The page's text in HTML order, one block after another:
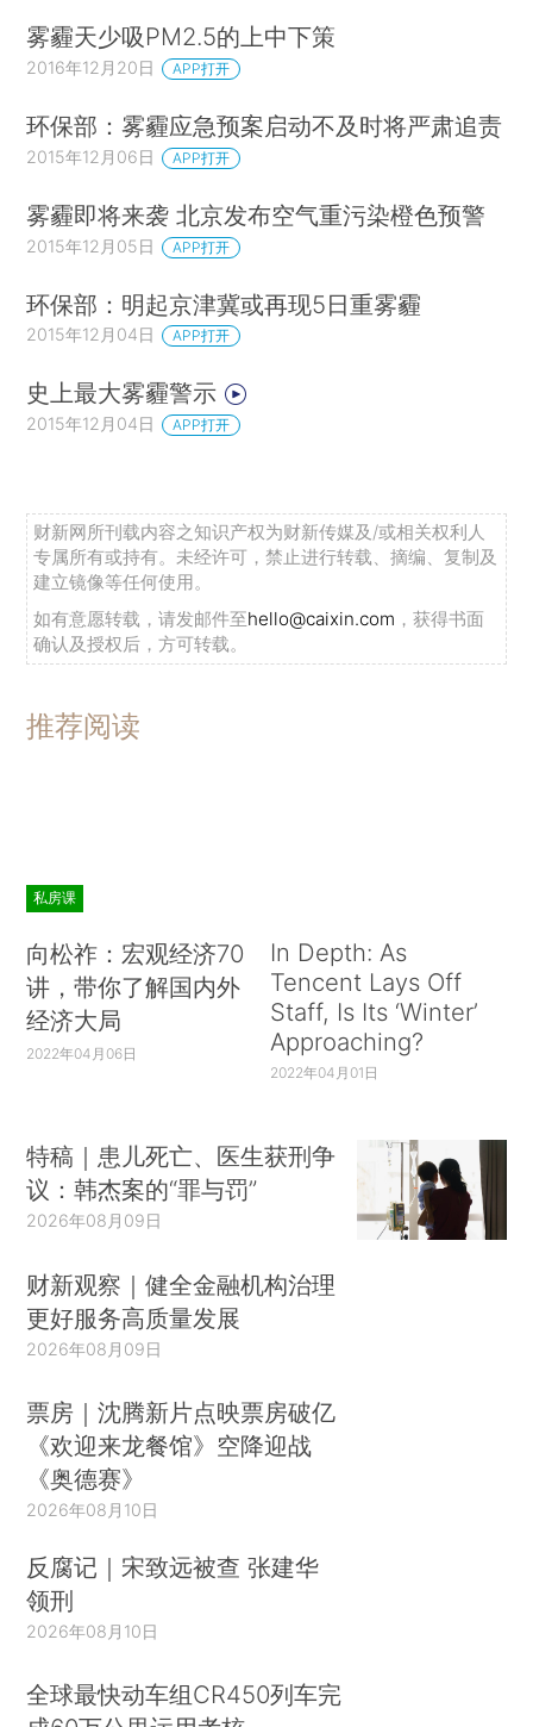
雾霾天少吸PM2.5的上中下策
2016年12月20日 APP打开
环保部：雾霾应急预案启动不及时将严肃追责
2015年12月06日 APP打开
雾霾即将来袭 北京发布空气重污染橙色预警
2015年12月05日 APP打开
环保部：明起京津冀或再现5日重雾霾
2015年12月04日 APP打开
史上最大雾霾警示
2015年12月04日 APP打开
财新网所刊载内容之知识产权为财新传媒及/或相关权利人
专属所有或持有。未经许可，禁止进行转载、摘编、复制及
建立镜像等任何使用。
如有意愿转载，请发邮件至hello@caixin.com ，获得书面
确认及授权后，方可转载。
推荐阅读
私房课
向松祚：宏观经济70
讲，带你了解国内外
经济大局
2022年04月06日
In Depth: As
Tencent Lays Off
Staff, Is Its ‘Winter’
Approaching?
2022年04月01日
特稿｜患儿死亡、医生获刑争
议：韩杰案的“罪与罚”
2026年08月09日
财新观察｜健全金融机构治理
更好服务高质量发展
2026年08月09日
票房｜沈腾新片点映票房破亿
《欢迎来龙餐馆》空降迎战
《奥德赛》
2026年08月10日
反腐记｜宋致远被查 张建华
领刑
2026年08月10日
全球最快动车组CR450列车完